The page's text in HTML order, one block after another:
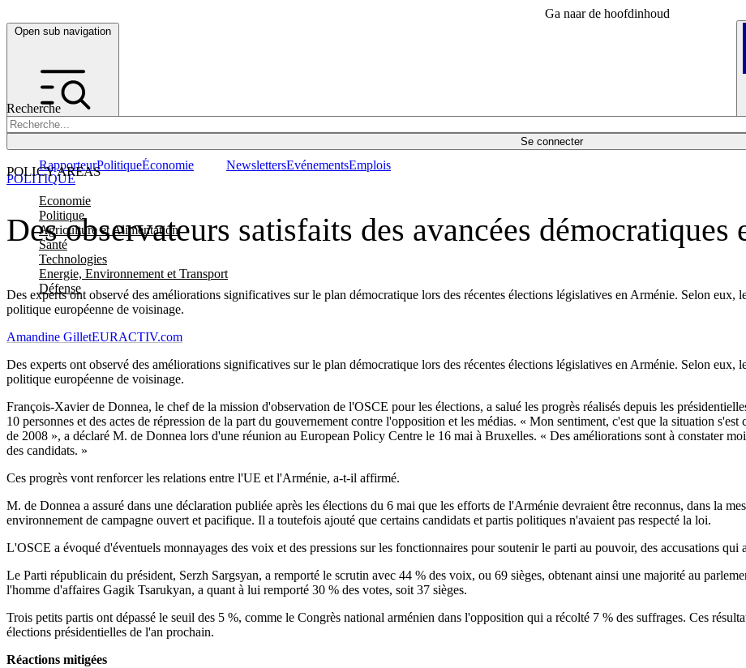
Ga naar de hoofdinhoud
Open sub navigation
Recherche
Se connecter
POLICY AREAS
Economie
Politique
Agriculture et Alimentation
Santé
Technologies
Energie, Environnement et Transport
Défense
RapporteurPolitiqueÉconomie NewslettersEvénementsEmplois
Des observateurs satisfaits des avancées démocratiques
Des experts ont observé des améliorations significatives sur le plan démocratique lors des récentes élections législatives en Arménie. Selon
politique européenne de voisinage.
POLITIQUE
Amandine GilletEURACTIV.com
Des experts ont observé des améliorations significatives sur le plan démocratique lors des récentes élections législatives en Arménie. Selon
politique européenne de voisinage.
François-Xavier de Donnea, le chef de la mission d'observation de l'OSCE pour les élections, a salué les progrès réalisés depuis les
10 personnes et des actes de répression de la part du gouvernement contre l'opposition et les médias. « Mon sentiment, c'est que la situation
de 2008 », a déclaré M. de Donnea lors d'une réunion au European Policy Centre le 16 mai à Bruxelles. « Des améliorations sont à constater
des candidats. »
Ces progrès vont renforcer les relations entre l'UE et l'Arménie, a-t-il affirmé.
M. de Donnea a assuré dans une déclaration publiée après les élections du 6 mai que les efforts de l'Arménie devraient être reconnus, dans la
environnement de campagne ouvert et pacifique. Il a toutefois ajouté que certains candidats et partis politiques n'avaient pas respecté la loi.
L'OSCE a évoqué d'éventuels monnayages des voix et des pressions sur les fonctionnaires pour soutenir le parti au pouvoir, des accusations qui
Le Parti républicain du président, Serzh Sargsyan, a remporté le scrutin avec 44 % des voix, ou 69 sièges, obtenant ainsi une majorité au
l'homme d'affaires Gagik Tsarukyan, a quant à lui remporté 30 % des votes, soit 37 sièges.
Trois petits partis ont dépassé le seuil des 5 %, comme le Congrès national arménien dans l'opposition qui a récolté 7 % des suffrages. Ces
élections présidentielles de l'an prochain.
Réactions mitigées